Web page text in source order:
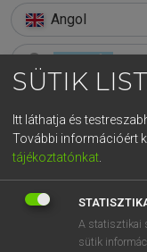
Angol
search
TALÁLATOK
sorrowful
Díjmentes angol szótár
SÜTIK
Itt láthatja és
További információért
tájékoztatónkat
A statisztikai
sütik
GR
5 6 7
t z
j k
n m